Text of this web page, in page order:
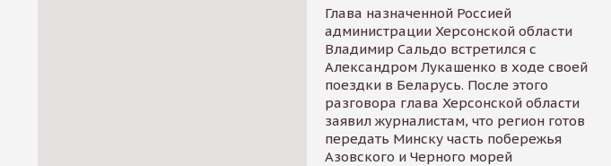
Глава назначенной Россией
администрации Херсонской области
Владимир Сальдо встретился с
Александром Лукашенко в ходе своей
поездки в Беларусь. После этого
разговора глава Херсонской области
заявил журналистам, что регион готов
передать Минску часть побережья
Азовского и Черного морей